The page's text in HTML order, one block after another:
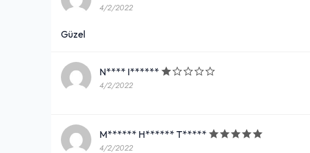
4/2/2022
Güzel
N**** I******
4/2/2022
M****** H****** T*****
4/2/2022